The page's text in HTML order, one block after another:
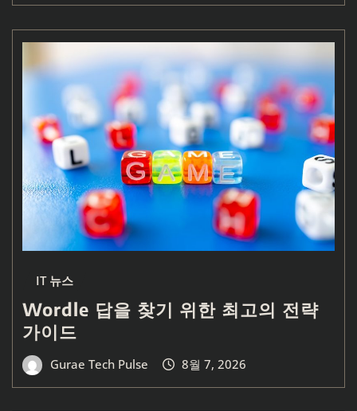
IT 뉴스
Wordle 답을 찾기 위한 최고의 전략
가이드
Gurae Tech Pulse 8월 7, 2026